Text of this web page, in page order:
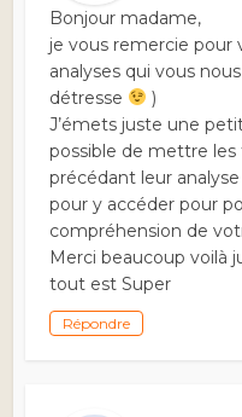
Bonjour madame,
je vous remercie
analyses qui vous
détresse
)
J’émets juste une
possible de mettre
précédant leur
pour y accéder pour
compréhension de
Merci beaucoup voilà
tout est Super
Répondre